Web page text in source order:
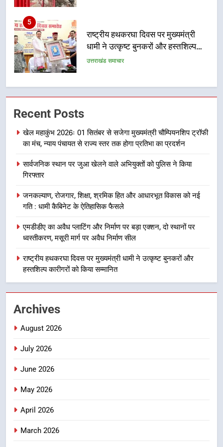
6
उत्तराखंड कांग्रेस में बड़ा संगठनात्मक
फेरबदल, नई कार्यकारिणी और समितियों
7
वाले महीनों में हजारों पदों पर की जाएगी
भर्ती
उत्तराखंड समाचार
8
12 किमी ग्रीनफील्ड बाईपास परियोजना
का डीएम ने किया निरीक्षण; समयबद्ध एवं
निर्देश, सुरक्षा मानकों से कोई समझौता
नहींः डीएम
उत्तराखंड समाचार
1
खेल महाकुंभ 2026ः 01 सितंबर से सजेगा
मुख्यमंत्री चौम्पियनशिप ट्रॉफी का मंच,
न्याय पंचायत से राज्य स्तर तक होगा
उत्तराखंड समाचार
4
Recent Posts
खेल महाकुंभ 2026ः 01 सितंबर से सजेगा मुख्यमंत्री चौम्पियनशिप ट्रॉफी
का मंच, न्याय पंचायत से राज्य स्तर तक होगा प्रतिभा का प्रदर्शन
सार्वजनिक स्थान पर जुआ खेलने वाले अभियुक्तों को पुलिस ने किया
गिरफ्तार
जनकल्याण, रोजगार, शिक्षा, श्रमिक हित और आधारभूत विकास को नई
गति : धामी कैबिनेट के ऐतिहासिक फैसले
एमडीडीए का अवैध प्लाटिंग और निर्माण पर बड़ा एक्शन, दो स्थानों पर
ध्वस्तीकरण, मसूरी मार्ग पर अवैध निर्माण सील
राष्ट्रीय हथकरघा दिवस पर मुख्यमंत्री धामी ने उत्कृष्ट बुनकरों और
हस्तशिल्प कारीगरों को किया सम्मानित
Archives
August 2026
July 2026
June 2026
May 2026
April 2026
March 2026